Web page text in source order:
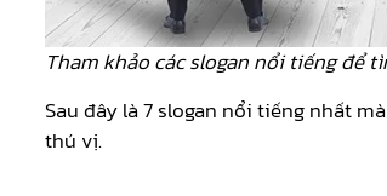
Tham khảo các slogan nổi tiếng để
Sau đây là 7 slogan nổi tiếng nhất
thú vị.